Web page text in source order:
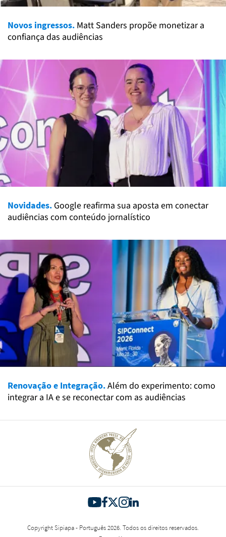
Novos ingressos. Matt Sanders propõe monetizar a
confiança das audiências
Novidades. Google reafirma sua aposta em conectar
audiências com conteúdo jornalístico
Renovação e Integração.Além do experimento: como
integrar a IA e se reconectar com as audiências
Copyright Sipiapa - Português 2026. Todos os direitos reservados.